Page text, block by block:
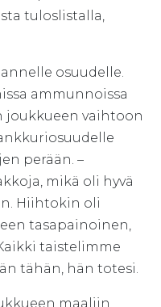
tuloslistalla,
osuudelle.
ammunnoissa
joukkueen vaihtoon
perään. –
mikä oli hyvä
Hiihtokin oli
tasapainoinen,
taistelimme
tähän, hän totesi.
maaliin